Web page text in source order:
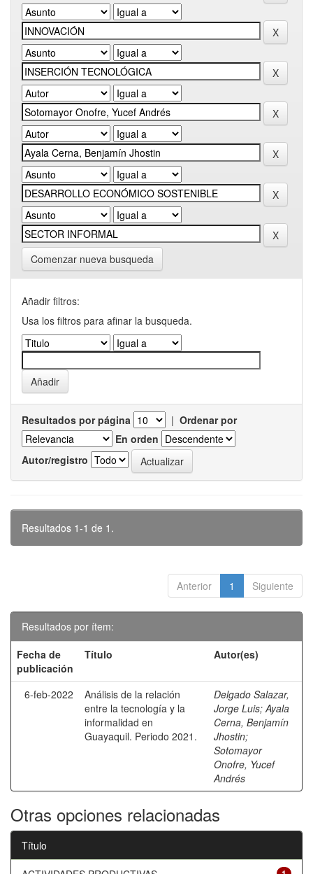
Comenzar nueva busqueda
Añadir filtros:
Usa los filtros para afinar la busqueda.
Resultados por página | Ordenar por
En orden
Autor/registro
Resultados 1-1 de 1.
Anterior 1 Siguiente
Resultados por ítem:
Fecha de
publicación
Título Autor(es)
6-feb-2022
Análisis de la relación
entre la tecnología y la
informalidad en
Guayaquil. Periodo 2021.
Delgado Salazar,
Jorge Luis;Ayala
Cerna, Benjamín
Jhostin;
Sotomayor
Onofre, Yucef
Andrés
Otras opciones relacionadas
Título